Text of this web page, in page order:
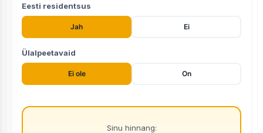
Eesti residentsus
Jah Ei
Ülalpeetavaid
Ei ole On
Sinu hinnang: